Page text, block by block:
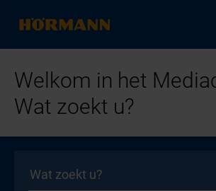
Welkom in het
Wat zoekt u?